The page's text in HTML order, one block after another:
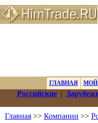
ГЛАВНАЯ МОЙ
Российские|
Главная >> Компании >>